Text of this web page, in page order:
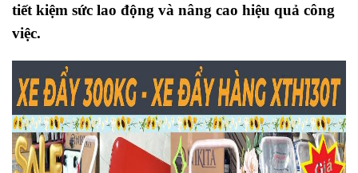
tiết kiệm sức lao động và nâng cao hiệu quả công
việc.